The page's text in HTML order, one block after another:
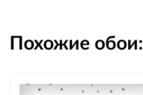
Похожие обои: